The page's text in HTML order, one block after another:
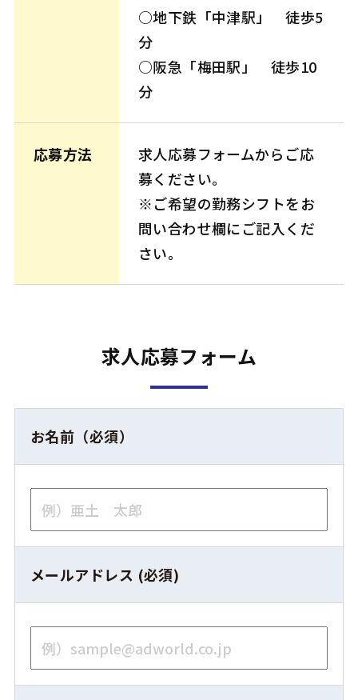
○地下鉄「中津駅」 徒歩5
分
○阪急「梅田駅」 徒歩10
分
応募方法
求人応募フォームからご応
募ください。
※ご希望の勤務シフトをお
問い合わせ欄にご記入くだ
さい。
求人応募フォーム
お名前（必須）
メールアドレス (必須)